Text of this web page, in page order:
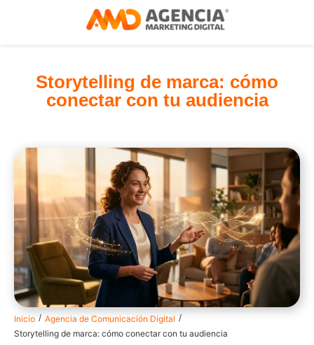
Storytelling de marca: cómo
conectar con tu audiencia
Inicio / Agencia de Comunicación Digital /
Storytelling de marca: cómo conectar con tu audiencia